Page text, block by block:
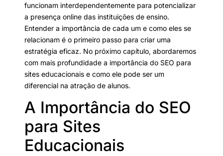
funcionam interdependentemente para potencializar
a presença online das instituições de ensino.
Entender a importância de cada um e como eles se
relacionam é o primeiro passo para criar uma
estratégia eficaz. No próximo capítulo, abordaremos
com mais profundidade a importância do SEO para
sites educacionais e como ele pode ser um
diferencial na atração de alunos.
A Importância do SEO
para Sites
Educacionais